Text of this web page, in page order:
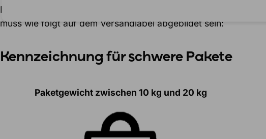
Das Gesamtgewicht des Pakets sollte gut sichtbar auf der
muss wie folgt auf dem Versandlabel abgebildet sein:
Kennzeichnung für schwere Pakete
Paketgewicht zwischen 10 kg und 20 kg